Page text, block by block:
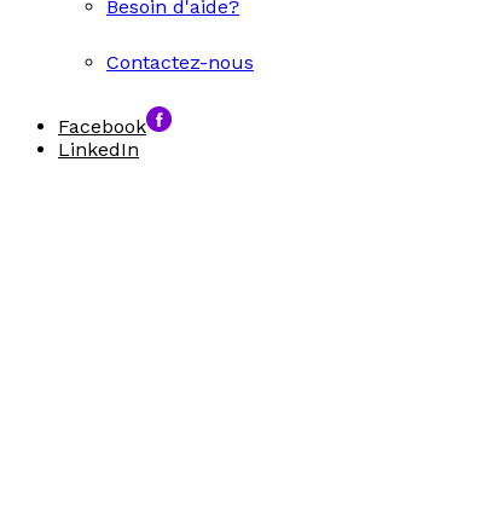
Besoin d'aide?
Contactez-nous
Facebook
LinkedIn